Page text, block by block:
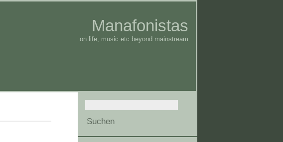
Manafonistas
on life, music etc beyond mainstream